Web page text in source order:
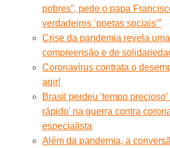
pobres”, pede o papa
verdadeiros ‘poetas sociais’”
Crise da pandemia revela
compreensão e de
Coronavírus contrata o
agir!
Brasil perdeu 'tempo
rápido' na guerra contra
especialista
Além da pandemia, a